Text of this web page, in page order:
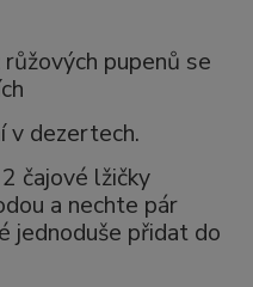
pupenů se
v dezertech.
čajové lžičky
a nechte pár
jednoduše přidat do